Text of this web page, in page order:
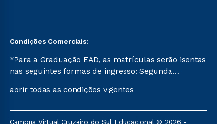
Condições Comerciais:
*Para a Graduação EAD, as matrículas serão isentas
nas seguintes formas de ingresso: Segunda
Já para as demais, a taxa de matrícula será de R$
mencionadas são referentes aos cursos: Ensino
abrir todas as condições vigentes
Campus Virtual Cruzeiro do Sul Educacional © 2026 -